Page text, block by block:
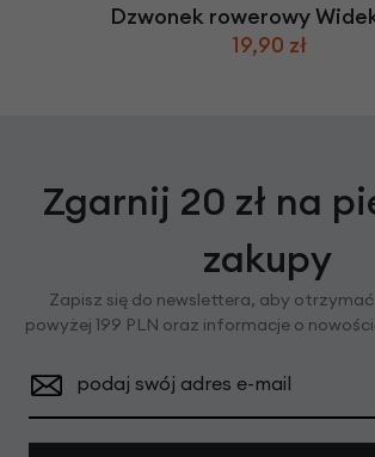
Dzwonek rowerowy
19,90 zł
Zgarnij 20 zł na
zakupy
Zapisz się do newslettera, aby
powyżej 199 PLN oraz informacje o
podaj swój adres e-mail